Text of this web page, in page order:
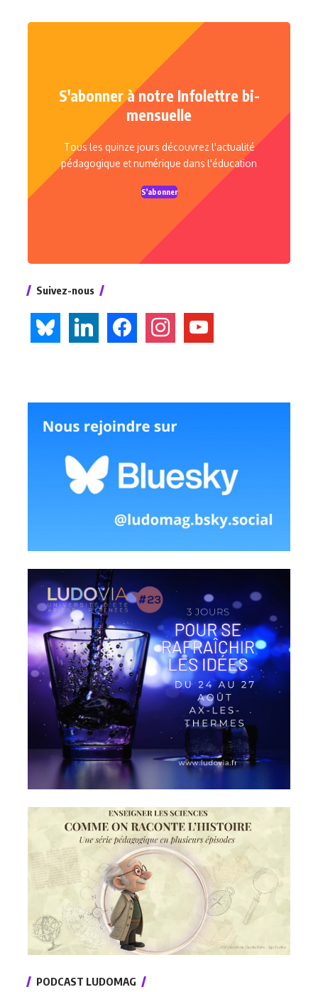
S'abonner à notre Infolettre bi-
mensuelle
Tous les quinze jours découvrez l'actualité
pédagogique et numérique dans l'éducation
S'abonner
Suivez-nous
PODCAST LUDOMAG